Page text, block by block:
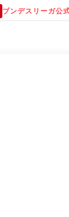
ブンデスリーガ公